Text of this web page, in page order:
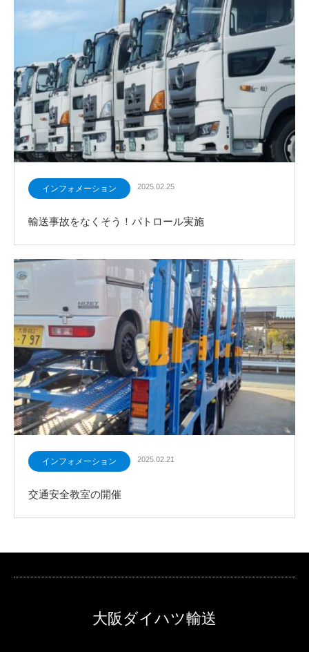
インフォメーション 2025.02.25
輸送事故をなくそう！パトロール実施
インフォメーション 2025.02.21
交通安全教室の開催
大阪ダイハツ輸送